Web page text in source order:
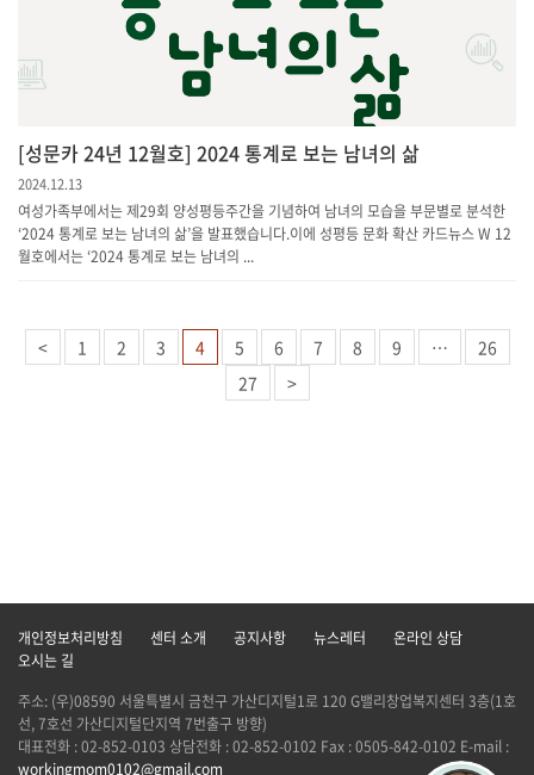
[성문카 24년 12월호] 2024 통계로 보는 남녀의 삶
2024.12.13
여성가족부에서는 제29회 양성평등주간을 기념하여 남녀의 모습을 부문별로 분석한
‘2024 통계로 보는 남녀의 삶’을 발표했습니다.이에 성평등 문화 확산 카드뉴스 W 12
월호에서는 ‘2024 통계로 보는 남녀의 ...
< 1 2 3 4 5 6 7 8 9 …
26
27
>
개인정보처리방침 센터 소개 공지사항 뉴스레터
온라인 상담
오시는 길
주소: (우)08590 서울특별시 금천구 가산디지털1로 120 G밸리창업복지센터 3층(1호
선, 7호선 가산디지털단지역 7번출구 방향)
대표전화 : 02-852-0103 상담전화 : 02-852-0102 Fax : 0505-842-0102 E-mail :
workingmom0102@gmail.com